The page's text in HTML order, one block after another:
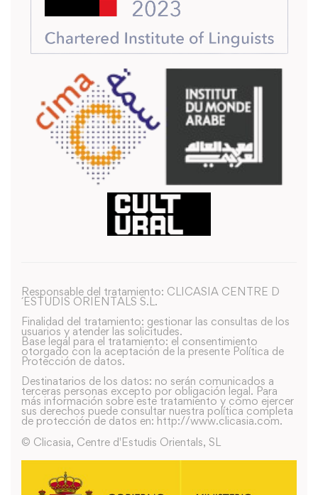
Responsable del tratamiento: CLICASIA CENTRE D
´ESTUDIS ORIENTALS S.L.
Finalidad del tratamiento: gestionar las consultas de los
usuarios y atender las solicitudes.
Base legal para el tratamiento: el consentimiento
otorgado con la aceptación de la presente Política de
Protección de datos.
Destinatarios de los datos: no serán comunicados a
terceras personas excepto por obligación legal. Para
más información sobre este tratamiento y como ejercer
sus derechos puede consultar nuestra política completa
de protección de datos en: http://www.clicasia.com.
© Clicasia, Centre d'Estudis Orientals, SL